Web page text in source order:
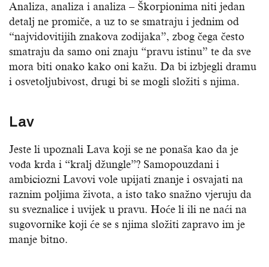
Analiza, analiza i analiza – Škorpionima niti jedan
detalj ne promiče, a uz to se smatraju i jednim od
“najvidovitijih znakova zodijaka”, zbog čega često
smatraju da samo oni znaju “pravu istinu” te da sve
mora biti onako kako oni kažu. Da bi izbjegli dramu
i osvetoljubivost, drugi bi se mogli složiti s njima.
Lav
Jeste li upoznali Lava koji se ne ponaša kao da je
vođa krda i “kralj džungle”? Samopouzdani i
ambiciozni Lavovi vole upijati znanje i osvajati na
raznim poljima života, a isto tako snažno vjeruju da
su sveznalice i uvijek u pravu. Hoće li ili ne naći na
sugovornike koji će se s njima složiti zapravo im je
manje bitno.